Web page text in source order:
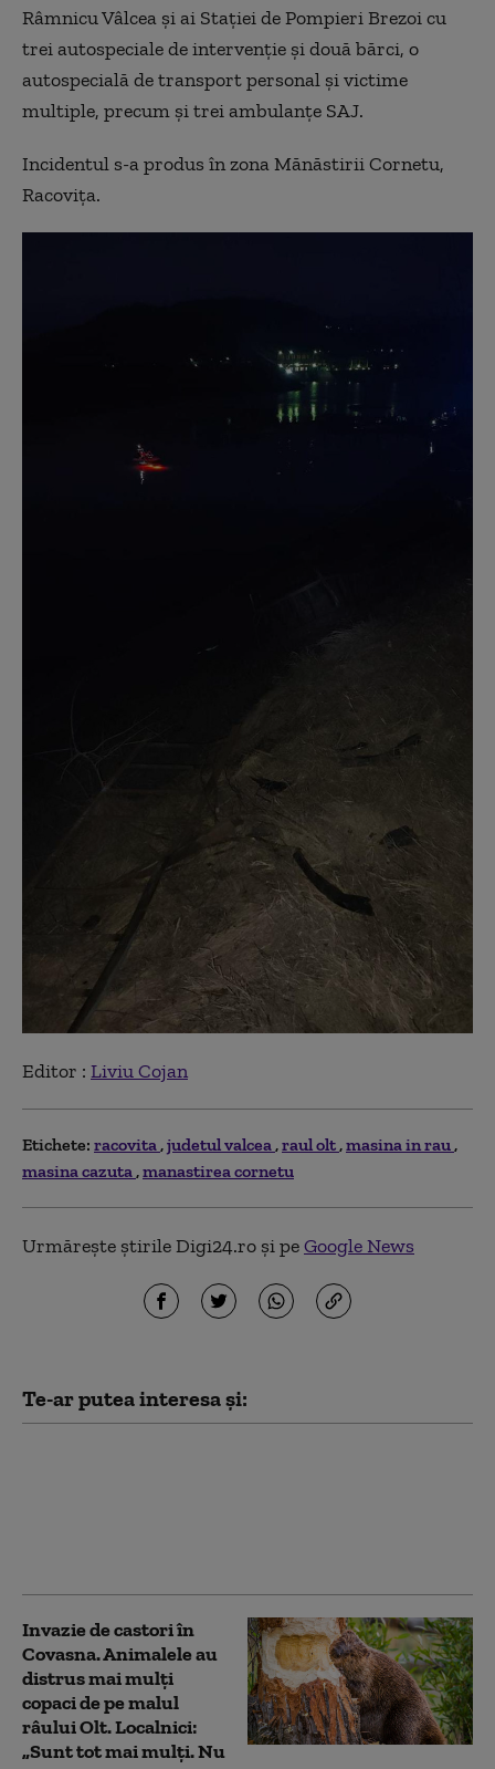
Râmnicu Vâlcea şi ai Staţiei de Pompieri Brezoi cu
trei autospeciale de intervenţie şi două bărci, o
autospecială de transport personal şi victime
multiple, precum şi trei ambulanţe SAJ.
Incidentul s-a produs în zona Mănăstirii Cornetu,
Racoviţa.
Editor : Liviu Cojan
Etichete: racovita judetul valcea raul olt masina in rau
masina cazuta manastirea cornetu
Urmărește știrile Digi24.ro și peGoogle News
Te-ar putea interesa și:
Invazie de castori în
Covasna. Animalele au
distrus mai mulți
copaci de pe malul
râului Olt. Localnici:
„Sunt tot mai mulți. Nu